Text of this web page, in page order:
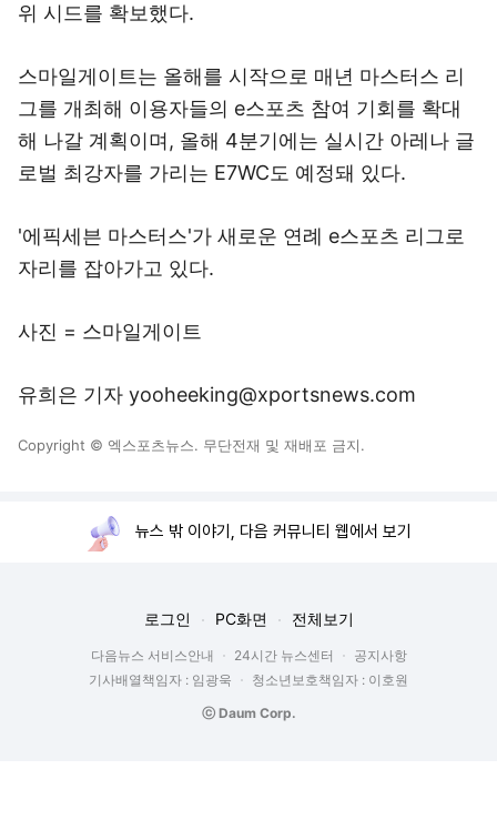
위 시드를 확보했다.
스마일게이트는 올해를 시작으로 매년 마스터스 리
그를 개최해 이용자들의 e스포츠 참여 기회를 확대
해 나갈 계획이며, 올해 4분기에는 실시간 아레나 글
로벌 최강자를 가리는 E7WC도 예정돼 있다.
'에픽세븐 마스터스'가 새로운 연례 e스포츠 리그로
자리를 잡아가고 있다.
사진 = 스마일게이트
유희은 기자 yooheeking@xportsnews.com
Copyright © 엑스포츠뉴스. 무단전재 및 재배포 금지.
뉴스 밖 이야기, 다음 커뮤니티 웹에서 보기
로그인 PC화면 전체보기
다음뉴스 서비스안내 24시간 뉴스센터
공지사항
기사배열책임자 : 임광욱
청소년보호책임자 : 이호원
ⓒ Daum Corp.